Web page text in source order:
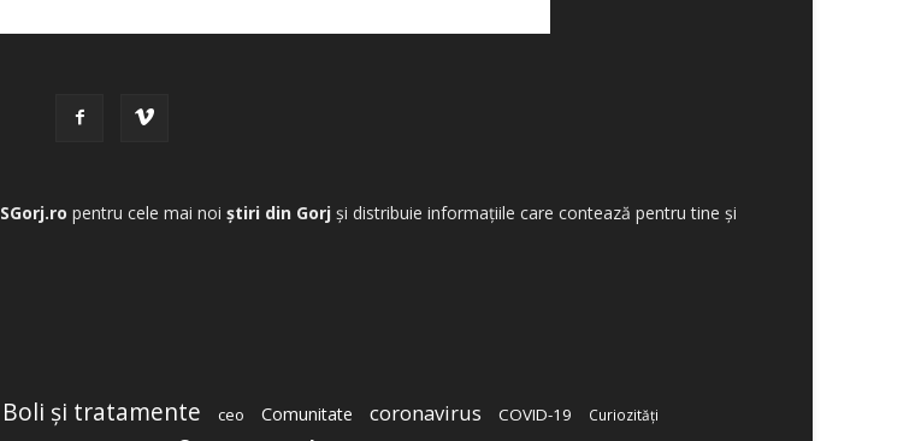
SGorj.ro pentru cele mai noi știri din Gorj și distribuie informațiile care contează pentru tine și
Boli şi tratamente ceo Comunitate coronavirus COVID-19 Curiozități